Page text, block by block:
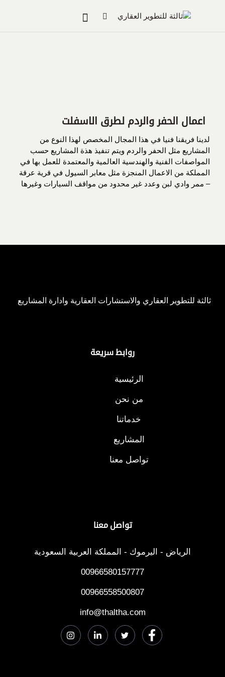
اعمال الحفر والردم لطرق الاسفلت
لدينا فريقنا فنيا في هذا المجال المخصص لهذا النوع من
المشاريع مثل الحفر والردم ويتم تنفيذ هذة المشاريع حسب
المواصفات الفنية والهندسية العالمية والمعتمدة للعمل بها في
المملكة من الاعمال المنجزة مثل معابر السيول في قرية عرقة
– ممر وادي لبن وعدد غير محدود من مواقف السيارات وغيرها
ثالثة للتطوير العقاري والاستشارات العقارية وادارة المشاريع
روابط سريعة
الرئيسية
من نحن
خدماتنا
المشاريع
تواصل معنا
تواصل معنا
الرياض - اليرموك - المملكة العربية السعودية
00966580157777
00966558500807
info@thaltha.com